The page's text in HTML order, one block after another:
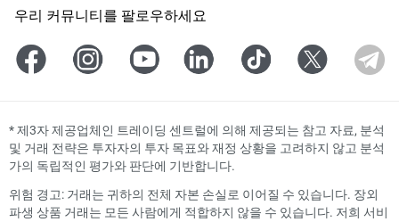
우리 커뮤니티를 팔로우하세요
*제3자 제공업체인 트레이딩 센트럴에 의해 제공되는 참고 자료, 분석
및 거래 전략은 투자자의 투자 목표와 재정 상황을 고려하지 않고 분석
가의 독립적인 평가와 판단에 기반합니다.
위험 경고: 거래는 귀하의 전체 자본 손실로 이어질 수 있습니다. 장외
파생 상품 거래는 모든 사람에게 적합하지 않을 수 있습니다. 저희 서비